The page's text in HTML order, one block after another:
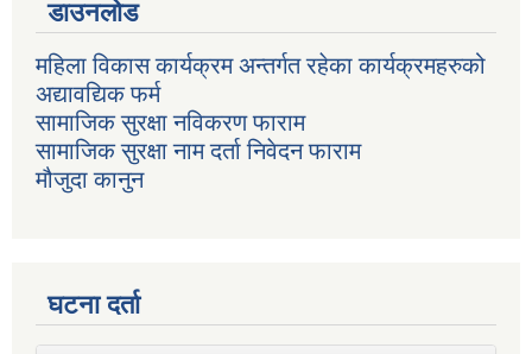
डाउनलोड
महिला विकास कार्यक्रम अन्तर्गत रहेका कार्यक्रमहरुको
अद्यावद्यिक फर्म
सामाजिक सुरक्षा नविकरण फाराम
सामाजिक सुरक्षा नाम दर्ता निवेदन फाराम
मौजुदा कानुन
घटना दर्ता